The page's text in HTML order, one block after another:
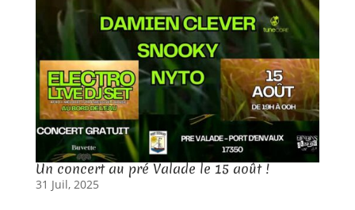
Un concert au pré Valade le 15 août !
31 Juil, 2025